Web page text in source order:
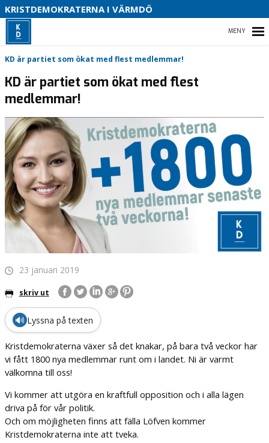
KRISTDEMOKRATERNA I VÄRMDÖ
HEM
VÅRA FÖRTROENDEVALDA
CENTRALA POLITIKOMRÅDEN PÅ RIKSPLANET
KD är partiet som ökat med flest medlemmar!
KD är partiet som ökat med flest
medlemmar!
23 januari 2019
skriv ut
🔊 Lyssna på texten
Kristdemokraterna växer så det knakar, på bara två veckor har
vi fått 1800 nya medlemmar runt om i landet. Ni är varmt
välkomna till oss!
Vi kommer att utgöra en kraftfull opposition och i alla lägen
driva på för vår politik.
Och om möjligheten finns att fälla Löfven kommer
Kristdemokraterna inte att tveka.